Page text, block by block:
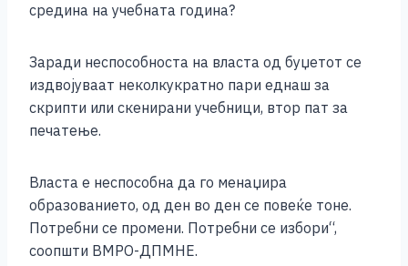
средина на учебната година?
Заради неспособноста на власта од буџетот се
издвојуваат неколкукратно пари еднаш за
скрипти или скенирани учебници, втор пат за
печатење.
Власта е неспособна да го менаџира
образованието, од ден во ден се повеќе тоне.
Потребни се промени. Потребни се избори“,
соопшти ВМРО-ДПМНЕ.